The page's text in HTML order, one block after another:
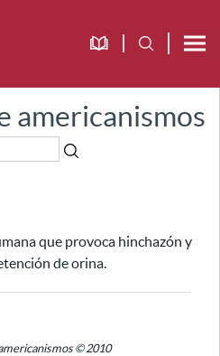
americanismos
que provoca hinchazón y
de orina.
© 2010